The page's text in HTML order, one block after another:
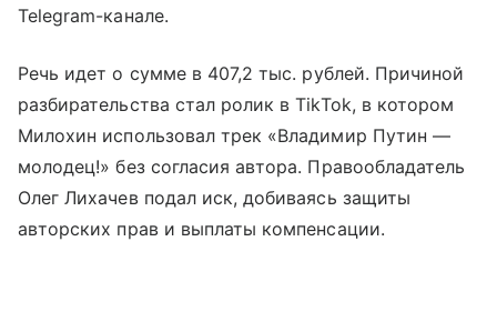
Telegram-канале.
Речь идет о сумме в 407,2 тыс. рублей. Причиной
разбирательства стал ролик в TikTok, в котором
Милохин использовал трек «Владимир Путин —
молодец!» без согласия автора. Правообладатель
Олег Лихачев подал иск, добиваясь защиты
авторских прав и выплаты компенсации.